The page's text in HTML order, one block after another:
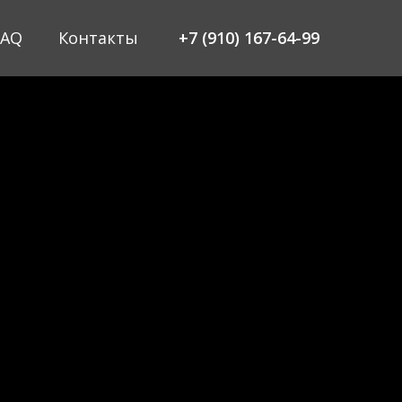
Контакты +7 (910) 167-64-99